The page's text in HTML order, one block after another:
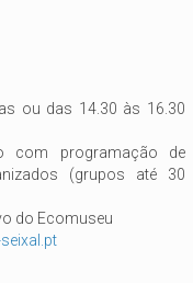
ou das 14.30 às 16.30
com programação de
(grupos até 30
do Ecomuseu